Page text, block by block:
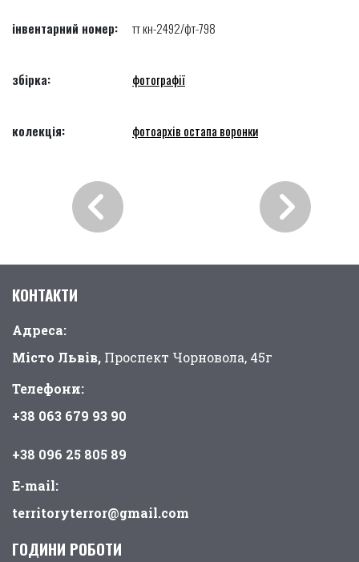
інвентарний номер: тт кн-2492/фт-798
збірка: фотографії
колекція: фотоархів остапа воронки
КОНТАКТИ
Адреса:
Місто Львів, Проспект Чорновола, 45г
Телефони:
+38 063 679 93 90
+38 096 25 805 89
E-mail:
territoryterror@gmail.com
ГОДИНИ РОБОТИ